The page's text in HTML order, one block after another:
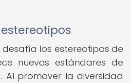
los estereotipos de
nuevos estándares de
Al promover la diversidad